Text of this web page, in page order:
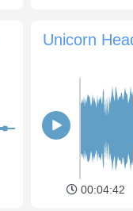
Unicorn
00:04:42